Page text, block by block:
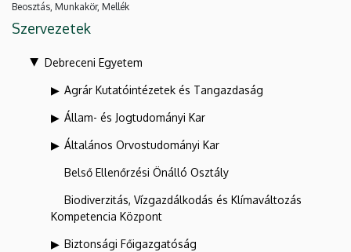
Beosztás, Munkakör, Mellék
Szervezetek
Debreceni Egyetem
Agrár Kutatóintézetek és Tangazdaság
Állam- és Jogtudományi Kar
Általános Orvostudományi Kar
Belső Ellenőrzési Önálló Osztály
Biodiverzitás, Vízgazdálkodás és Klímaváltozás
Kompetencia Központ
Biztonsági Főigazgatóság